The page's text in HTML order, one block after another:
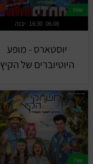
99₪
יבנה 16:30 06.08
יוסטארס - מופע
היוטיוברים של הקיץ
79₪